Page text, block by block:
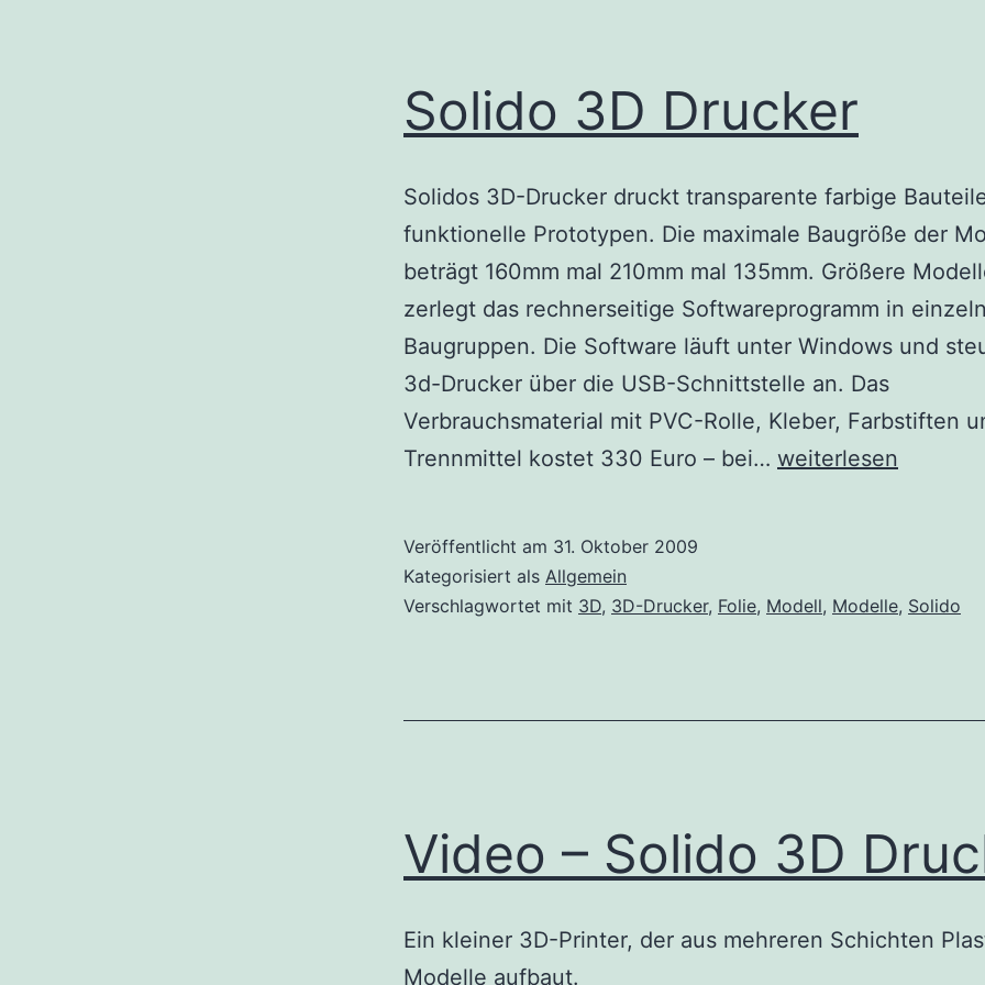
Solido 3D Drucker
Solidos 3D-Drucker druckt transparente farbige
funktionelle Prototypen. Die maximale Baugröße der
beträgt 160mm mal 210mm mal 135mm. Größere
zerlegt das rechnerseitige Softwareprogramm in
Baugruppen. Die Software läuft unter Windows und
3d-Drucker über die USB-Schnittstelle an. Das
Verbrauchsmaterial mit PVC-Rolle, Kleber, Farbstiften
Trennmittel kostet 330 Euro – bei… Solido
weiterlesen
Veröffentlicht am 31. Oktober 2009
Kategorisiert als Allgemein
Verschlagwortet mit 3D, 3D-Drucker, Folie, Modell, Modelle, Solido
Video – Solido 3D
Ein kleiner 3D-Printer, der aus mehreren Schichten
Modelle aufbaut.